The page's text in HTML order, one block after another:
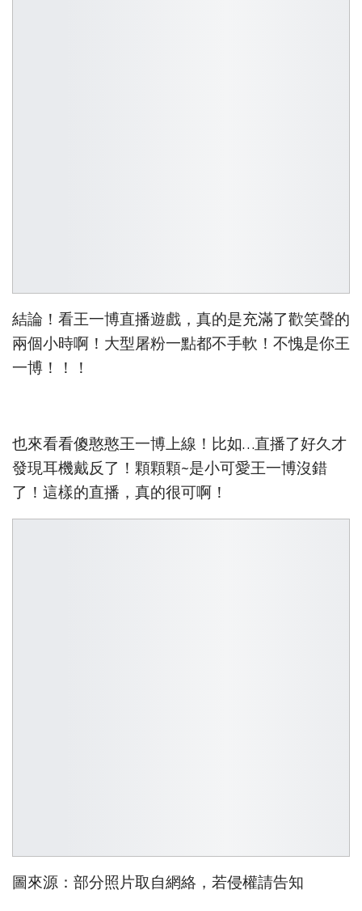
結論！看王一博直播遊戲，真的是充滿了歡笑聲的
兩個小時啊！大型屠粉一點都不手軟！不愧是你王
一博！！！
也來看看傻憨憨王一博上線！比如…直播了好久才
發現耳機戴反了！顆顆顆~是小可愛王一博沒錯
了！這樣的直播，真的很可啊！
圖來源：部分照片取自網絡，若侵權請告知